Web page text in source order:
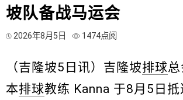
坡队备战马运会
2026年8月5日 1474点阅
（吉隆坡5日讯）吉隆坡排球
本排球教练 Kanna 于8月5日抵